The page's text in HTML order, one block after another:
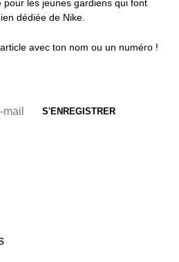
les jeunes gardiens qui font
dédiée de Nike.
avec ton nom ou un numéro !